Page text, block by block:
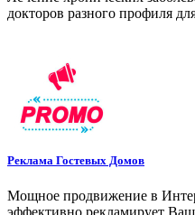
докторов разного профиля
Реклама Гостевых Домов
Мощное продвижение в
эффективно рекламирует